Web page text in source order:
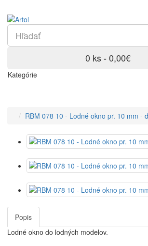
0 ks - 0,00€
Kategórie
RBM 078 10 - Lodné okno pr. 10 mm -
Popis
Lodné okno do lodných modelov.